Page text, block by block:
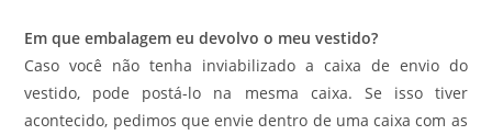
Em que embalagem eu devolvo o meu vestido?
Caso você não tenha inviabilizado a caixa de envio do
vestido, pode postá-lo na mesma caixa. Se isso tiver
acontecido, pedimos que envie dentro de uma caixa com as